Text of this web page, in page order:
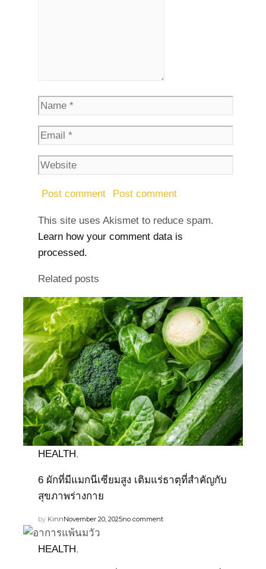
This site uses Akismet to reduce spam.
Learn how your comment data is
processed.
Related posts
HEALTH,
6 ผักที่มีแมกนีเซียมสูง เติมแร่ธาตุที่สำคัญกับ
สุขภาพร่างกาย
by KinnNovember 20, 2025no comment
HEALTH,